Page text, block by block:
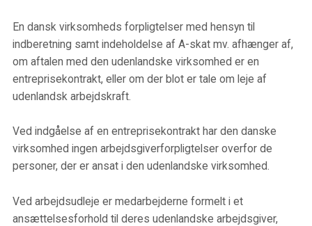
En dansk virksomheds forpligtelser med hensyn til
indberetning samt indeholdelse af A-skat mv. afhænger af,
om aftalen med den udenlandske virksomhed er en
entreprisekontrakt, eller om der blot er tale om leje af
udenlandsk arbejdskraft.
Ved indgåelse af en entreprisekontrakt har den danske
virksomhed ingen arbejdsgiverforpligtelser overfor de
personer, der er ansat i den udenlandske virksomhed.
Ved arbejdsudleje er medarbejderne formelt i et
ansættelsesforhold til deres udenlandske arbejdsgiver,